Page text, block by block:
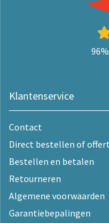
96%
Klantenservice
Contact
Direct bestellen of
Bestellen en betalen
Retourneren
Algemene voorwaarden
Garantiebepalingen